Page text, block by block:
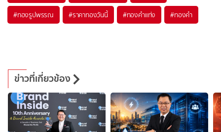
#ทองรูปพรรณ #ราคาทองวันนี้ #ทองคำแท่ง #ทองคำ
ข่าวที่เกี่ยวข้อง